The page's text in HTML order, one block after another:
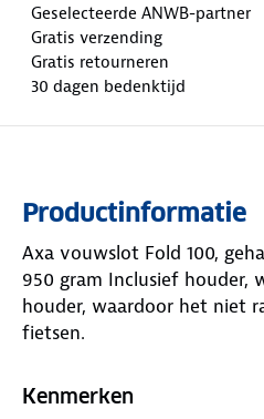
Geselecteerde ANWB-partner
Gratis verzending
Gratis retourneren
30 dagen bedenktijd
Productinformatie
Axa vouwslot Fold 100,
950 gram Inclusief houder,
houder, waardoor het niet
fietsen.
Kenmerken